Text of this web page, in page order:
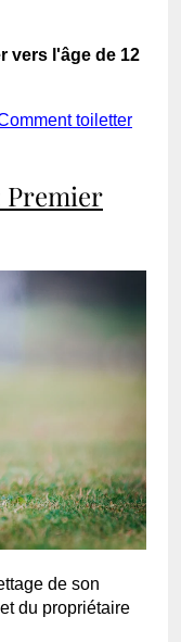
vers l'âge de 12
toiletter
Premier
de son
du propriétaire